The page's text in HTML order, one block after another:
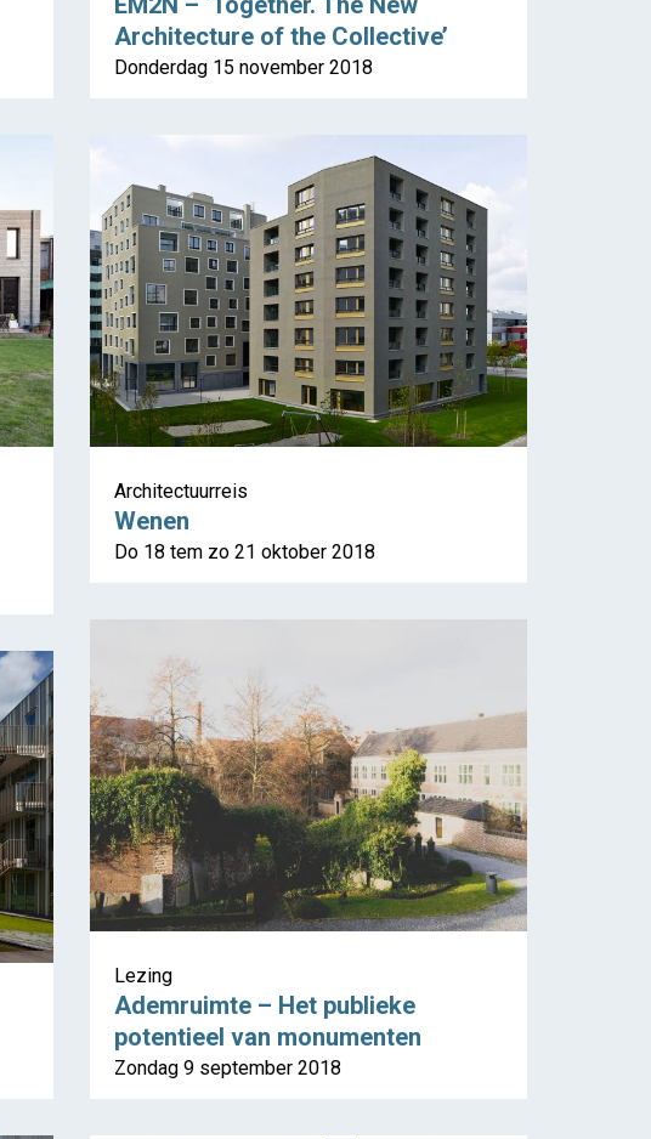
Architecture of the Collective’
Donderdag 15 november 2018
Architectuurreis
Wenen
Do 18 tem zo 21 oktober 2018
Lezing
Ademruimte – Het publieke
potentieel van monumenten
Zondag 9 september 2018